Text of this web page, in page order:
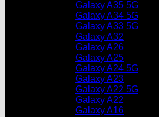
Galaxy A35 5G
Galaxy A34 5G
Galaxy A33 5G
Galaxy A32
Galaxy A26
Galaxy A25
Galaxy A24 5G
Galaxy A23
Galaxy A22 5G
Galaxy A22
Galaxy A16